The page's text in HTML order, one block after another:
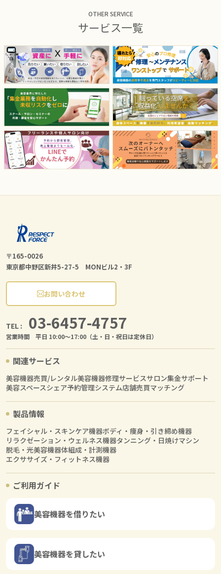
OTHER SERVICE
サービス一覧
〒165-0026
東京都中野区新井5-27-5 MONビル2・3F
お問い合わせ
TEL : 03-6457-4757
営業時間 平日 10:00〜17:00（土・日・祝日は定休日）
関連サービス
美容機器売買/レンタル美容機器修理サービスサロン集金サポート
美容スペースシェア予約管理システム店舗売買マッチング
製品情報
フェイシャル・スキンケア機器ボディ・痩身・引き締め機器
リラクゼーション・ウェルネス機器タンニング・日焼けマシン
脱毛・光美容機器体組成・計測機器
エクササイズ・フィットネス機器
ご利用ガイド
美容機器を借りたい
美容機器を貸したい